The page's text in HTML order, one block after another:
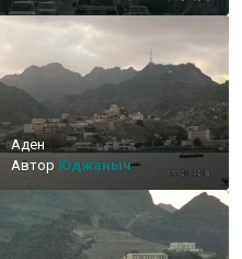
Аден
Автор Юджаныч